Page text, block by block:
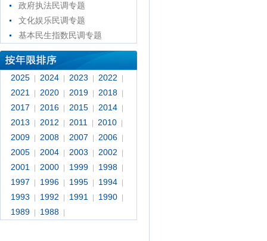
政府执法民调专题
文化娱乐民调专题
基本民生指数民调专题
2025 2024 2023 2022
2021 2020 2019 2018
2017 2016 2015 2014
2013 2012 2011 2010
2009 2008 2007 2006
2005 2004 2003 2002
2001 2000 1999 1998
1997 1996 1995 1994
1993 1992 1991 1990
1989 1988